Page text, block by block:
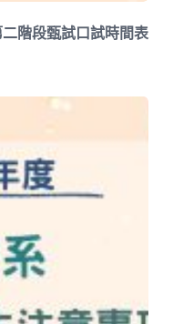
階段甄試口試時間表